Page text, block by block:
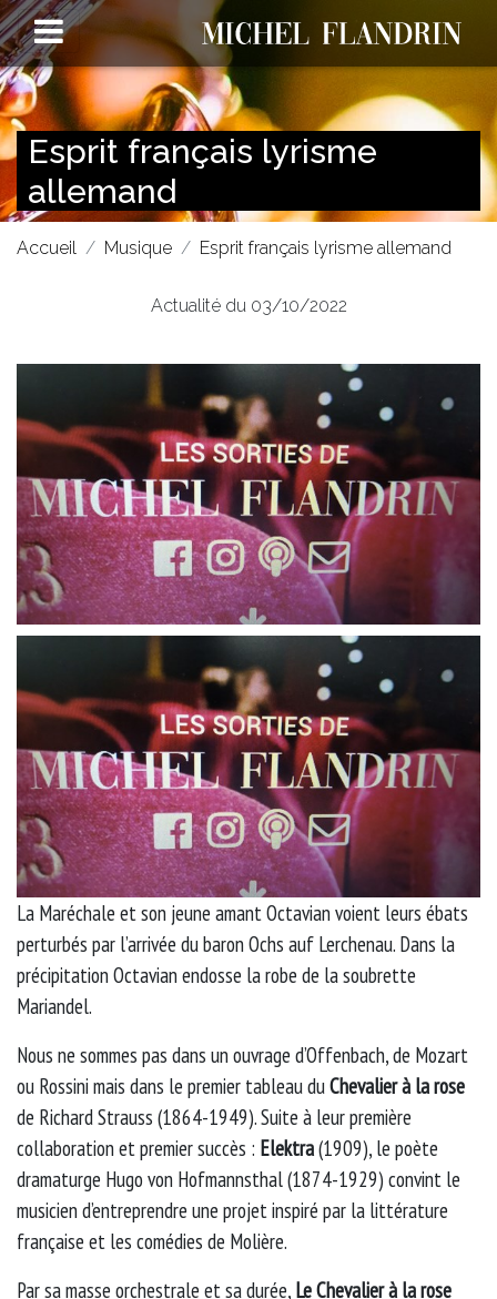
Esprit français lyrisme
allemand
Accueil Musique Esprit français lyrisme allemand
Actualité du 03/10/2022
La Maréchale et son jeune amant Octavian voient leurs ébats
perturbés par l’arrivée du baron Ochs auf Lerchenau. Dans la
précipitation Octavian endosse la robe de la soubrette
Mariandel.
Nous ne sommes pas dans un ouvrage d’Offenbach, de Mozart
ou Rossini mais dans le premier tableau duChevalier à la rose
de Richard Strauss (1864-1949). Suite à leur première
collaboration et premier succès : Elektra(1909), le poète
dramaturge Hugo von Hofmannsthal (1874-1929) convint le
musicien d’entreprendre une projet inspiré par la littérature
française et les comédies de Molière.
Par sa masse orchestrale et sa durée, Le Chevalier à la rose